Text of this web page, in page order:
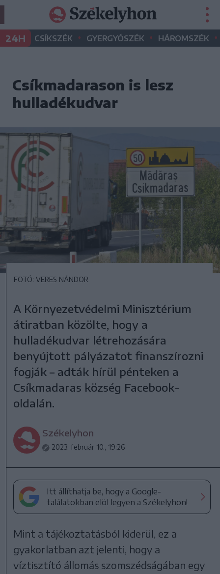
24H CSÍKSZÉK • GYERGYÓSZÉK • HÁROMSZÉK •
Csíkmadarason is lesz
hulladékudvar
FOTÓ: VERES NÁNDOR
A Környezetvédelmi Minisztérium
átiratban közölte, hogy a
hulladékudvar létrehozására
benyújtott pályázatot finanszírozni
fogják – adták hírül pénteken a
Csíkmadaras község Facebook-
oldalán.
Székelyhon
2023. február 10., 19:26
Itt állíthatja be, hogy a Google-
találatokban elöl legyen a Székelyhon!
Mint a tájékoztatásból kiderül, ez a
gyakorlatban azt jelenti, hogy a
víztisztító állomás szomszédságában egy